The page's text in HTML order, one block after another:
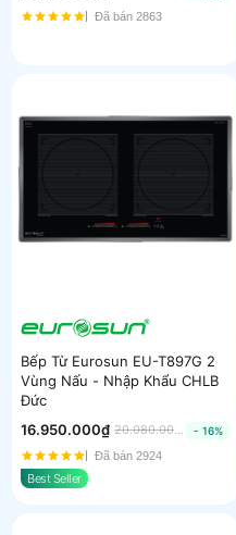
Đã bán 2863
Bếp Từ Eurosun EU-T897G 2
Vùng Nấu - Nhập Khẩu CHLB
Đức
16.950.000₫
- 16%
Đã bán 2924
Best Seller